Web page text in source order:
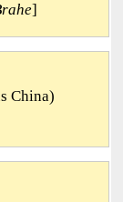
]
China)